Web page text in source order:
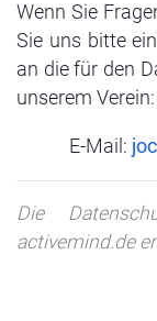
Wenn Sie
Sie uns bitte
an die für den
unserem Verein:
E-Mail:
Die
activemind.de